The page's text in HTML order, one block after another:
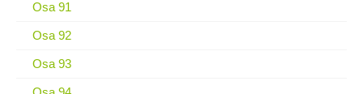
Osa 91
Osa 92
Osa 93